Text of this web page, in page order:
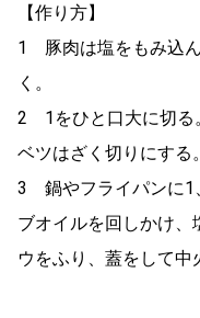
【作り方】
1 豚肉は塩をもみ込
く。
2 1をひと口大に切る
ベツはざく切りにする。
3 鍋やフライパンに1
ブオイルを回しかけ、
ウをふり、蓋をして中